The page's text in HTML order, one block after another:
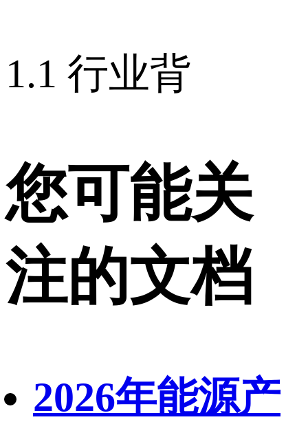
1.1 行业背
您可能关
注的文档
2026年能源产